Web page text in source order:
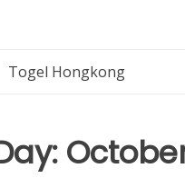
Togel Hongkong